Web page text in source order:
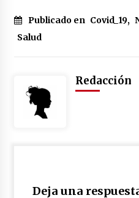
Publicado en Covid_19,
Salud
Redacción
Deja una